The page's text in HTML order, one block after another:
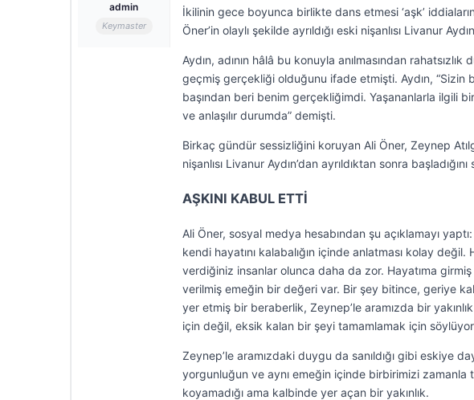
admin
Keymaster
İkilinin gece boyunca birlikte dans etmesi ‘aşk’
Öner’in olaylı şekilde ayrıldığı eski nişanlısı Livanur
Aydın, adının hâlâ bu konuyla anılmasından
geçmiş gerçekliği olduğunu ifade etmişti. Aydın,
başından beri benim gerçekliğimdi. Yaşananlarla ilgili
ve anlaşılır durumda” demişti.
Birkaç gündür sessizliğini koruyan Ali Öner, Zeynep
nişanlısı Livanur Aydın’dan ayrıldıktan sonra
AŞKINI KABUL ETTİ
Ali Öner, sosyal medya hesabından şu açıklamayı
kendi hayatını kalabalığın içinde anlatması kolay
verdiğiniz insanlar olunca daha da zor. Hayatıma girmiş
verilmiş emeğin bir değeri var. Bir şey bitince, geriye
yer etmiş bir beraberlik, Zeynep’le aramızda bir
için değil, eksik kalan bir şeyi tamamlamak için
Zeynep’le aramızdaki duygu da sanıldığı gibi eskiye
yorgunluğun ve aynı emeğin içinde birbirimizi zamanla
koyamadığı ama kalbinde yer açan bir yakınlık.